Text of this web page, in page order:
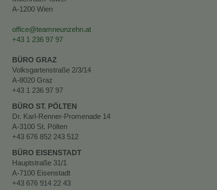
A-1200 Wien
office@teamneunzehn.at
+43 1 236 97 97
BÜRO GRAZ
Volksgartenstraße 2/3/14
A-8020 Graz
+43 1 236 97 97
BÜRO ST. PÖLTEN
Dr. Karl-Renner-Promenade 14
A-3100 St. Pölten
+43 676 852 243 512
BÜRO EISENSTADT
Hauptstraße 31/1
A-7100 Eisenstadt
+43 676 914 22 43